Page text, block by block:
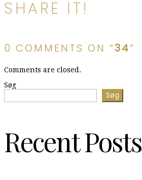
SHARE IT!
0 COMMENTS ON “34”
Comments are closed.
Søg
Søg
Recent Posts